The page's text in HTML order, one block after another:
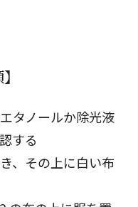
タノールか除光液
する
、その上に白い布